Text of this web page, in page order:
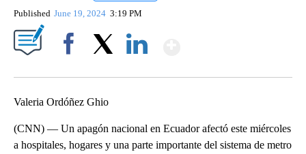
Published June 19, 2024 3:19 PM
Valeria Ordóñez Ghio
(CNN) — Un apagón nacional en Ecuador afectó este miércoles
a hospitales, hogares y una parte importante del sistema de metro